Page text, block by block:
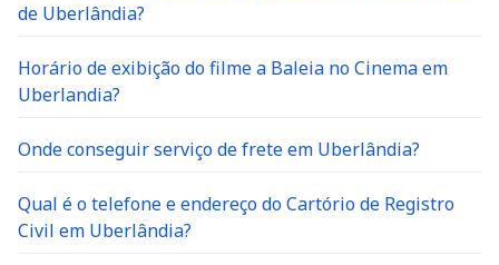
de Uberlândia?
Horário de exibição do filme a Baleia no Cinema em
Uberlandia?
Onde conseguir serviço de frete em Uberlândia?
Qual é o telefone e endereço do Cartório de Registro
Civil em Uberlândia?